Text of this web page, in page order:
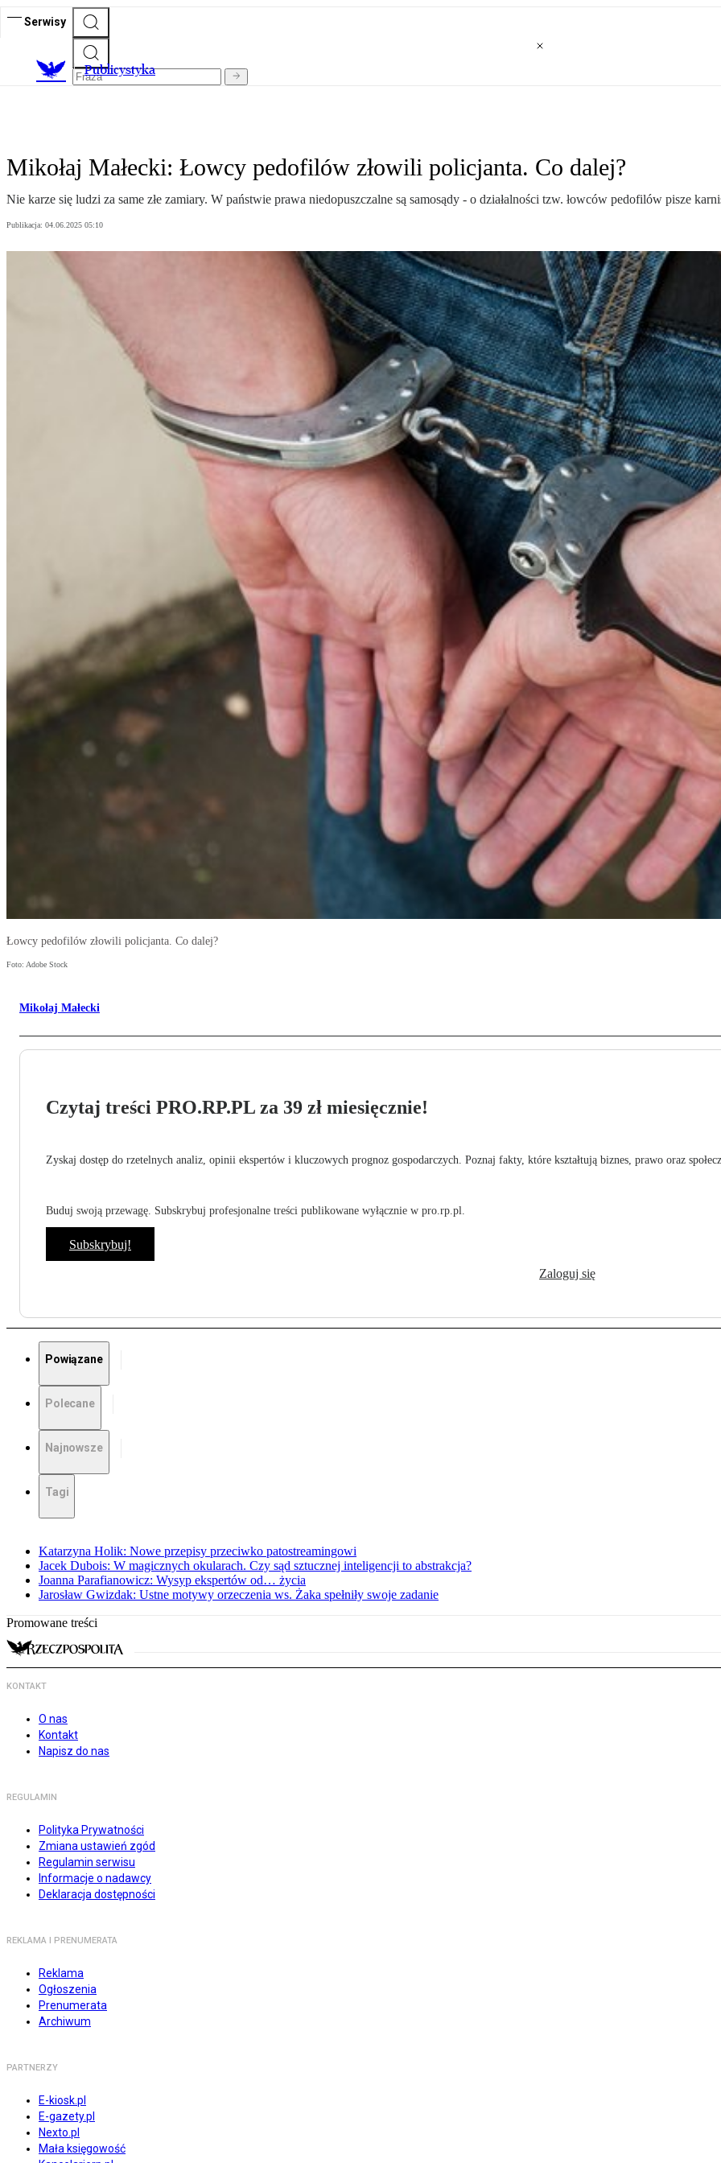
Serwisy
Publicystyka
Mikołaj Małecki: Łowcy pedofilów złowili policjanta. Co dalej?
Nie karze się ludzi za same złe zamiary. W państwie prawa niedopuszczalne są samosądy - o działalności tzw. łowców pedofilów pisze
Publikacja: 04.06.2025 05:10
Łowcy pedofilów złowili policjanta. Co dalej?
Foto: Adobe Stock
Mikołaj Małecki
Czytaj treści PRO.RP.PL za 39 zł miesięcznie!
Zyskaj dostęp do rzetelnych analiz, opinii ekspertów i kluczowych prognoz gospodarczych. Poznaj fakty, które kształtują biznes, prawo oraz
Buduj swoją przewagę. Subskrybuj profesjonalne treści publikowane wyłącznie w pro.rp.pl.
Subskrybuj!
Zaloguj się
Powiązane
Polecane
Najnowsze
Tagi
Katarzyna Holik: Nowe przepisy przeciwko patostreamingowi
Jacek Dubois: W magicznych okularach. Czy sąd sztucznej inteligencji to abstrakcja?
Joanna Parafianowicz: Wysyp ekspertów od… życia
Jarosław Gwizdak: Ustne motywy orzeczenia ws. Żaka spełniły swoje zadanie
Promowane treści
KONTAKT
O nas
Kontakt
Napisz do nas
REGULAMIN
Polityka Prywatności
Zmiana ustawień zgód
Regulamin serwisu
Informacje o nadawcy
Deklaracja dostępności
REKLAMA I PRENUMERATA
Reklama
Ogłoszenia
Prenumerata
Archiwum
PARTNERZY
E-kiosk.pl
E-gazety.pl
Nexto.pl
Mała księgowość